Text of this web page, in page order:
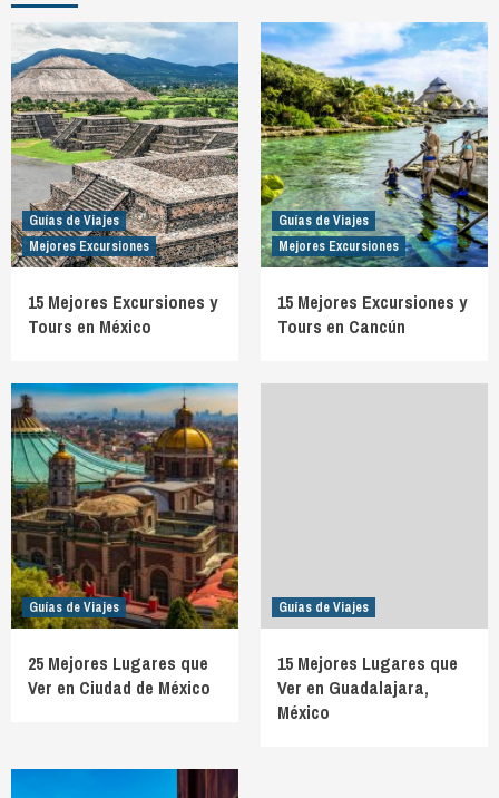
Guías de Viajes
Mejores Excursiones
15 Mejores Excursiones y
Tours en México
Guías de Viajes
Mejores Excursiones
15 Mejores Excursiones y
Tours en Cancún
Guías de Viajes
25 Mejores Lugares que
Ver en Ciudad de México
Guías de Viajes
15 Mejores Lugares que
Ver en Guadalajara,
México